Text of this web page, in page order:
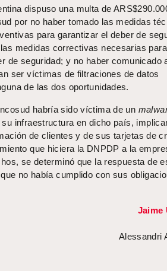
dispuso una multa de
por no haber tomado las medidas
para garantizar el deber de
medidas correctivas necesarias para
de seguridad; y no haber comunicado
ser víctimas de filtraciones de datos
de las dos oportunidades.
habría sido víctima de un
infraestructura en dicho país,
de clientes y de sus tarjetas de
que hiciera la DNPDP a la
se determinó que la respuesta de
no había cumplido con sus
Jaime
Alessandri